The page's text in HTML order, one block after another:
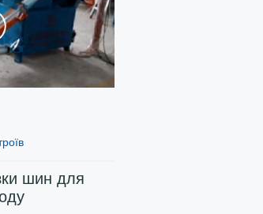
шин для